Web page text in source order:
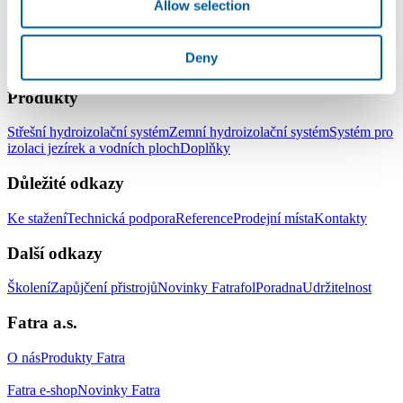
Allow selection
Deny
YouTube
Produkty
Střešní hydroizolační systémZemní hydroizolační systémSystém pro
izolaci jezírek a vodních plochDoplňky
Důležité odkazy
Ke staženíTechnická podporaReferenceProdejní místaKontakty
Další odkazy
ŠkoleníZapůjčení přistrojůNovinky FatrafolPoradnaUdržitelnost
Fatra a.s.
O násProdukty Fatra
Fatra e-shopNovinky Fatra